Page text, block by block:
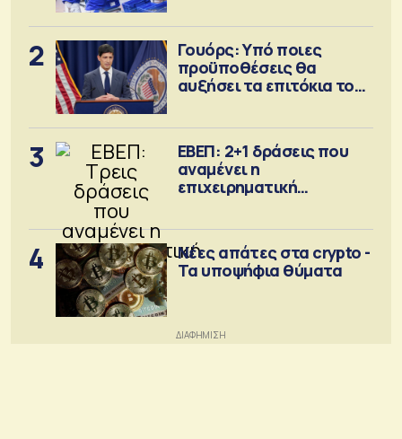
2
Γουόρς: Υπό ποιες
προϋποθέσεις θα
αυξήσει τα επιτόκια τον
3
ΕΒΕΠ: 2+1 δράσεις που
αναμένει η
επιχειρηματική
4
Νέες απάτες στα crypto -
Τα υποψήφια θύματα